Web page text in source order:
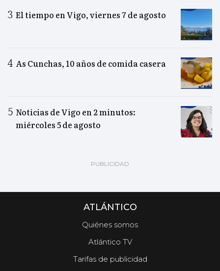
El tiempo en Vigo, viernes 7 de agosto
As Cunchas, 10 años de comida casera
Noticias de Vigo en 2 minutos:
miércoles 5 de agosto
ATLÁNTICO
Quiénes somos
Atlántico TV
Tarifas de publicidad